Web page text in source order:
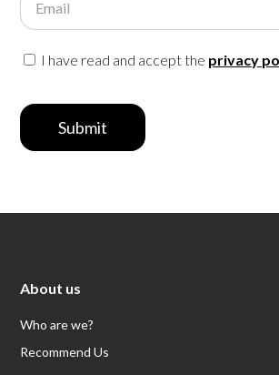
Email
I have read and accept the privacy
Submit
About us
Who are we?
Recommend Us